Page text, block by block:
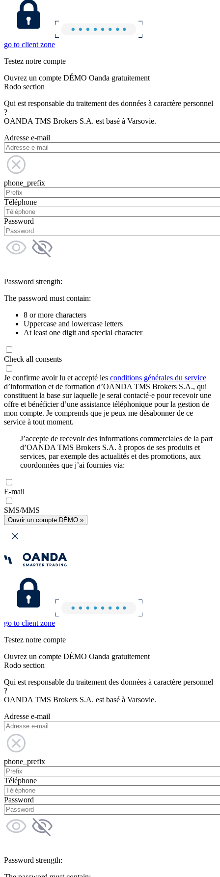
go to client zone
Testez notre compte
Ouvrez un compte DÉMO Oanda gratuitement
Rodo section
Qui est responsable du traitement des données à caractère personnel
?
OANDA TMS Brokers S.A. est basé à Varsovie.
Adresse e-mail
phone_prefix
Téléphone
Password
Password strength:
The password must contain:
8 or more characters
Uppercase and lowercase letters
At least one digit and special character
Check all consents
Je confirme avoir lu et accepté les conditions générales du service
d’information et de formation d’OANDA TMS Brokers S.A., qui
constituent la base sur laquelle je serai contacté·e pour recevoir une
offre et bénéficier d’une assistance téléphonique pour la gestion de
mon compte. Je comprends que je peux me désabonner de ce
service à tout moment.
J’accepte de recevoir des informations commerciales de la part
d’OANDA TMS Brokers S.A. à propos de ses produits et
services, par exemple des actualités et des promotions, aux
coordonnées que j’ai fournies via:
E-mail
SMS/MMS
Ouvrir un compte DÉMO »
go to client zone
Testez notre compte
Ouvrez un compte DÉMO Oanda gratuitement
Rodo section
Qui est responsable du traitement des données à caractère personnel
?
OANDA TMS Brokers S.A. est basé à Varsovie.
Adresse e-mail
phone_prefix
Téléphone
Password
Password strength: